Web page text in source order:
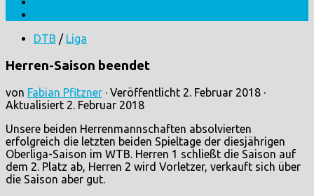
DTB / Liga
Herren-Saison beendet
von Fabian Pfitzner · Veröffentlicht 2. Februar 2018 ·
Aktualisiert 2. Februar 2018
Unsere beiden Herrenmannschaften absolvierten
erfolgreich die letzten beiden Spieltage der diesjährigen
Oberliga-Saison im WTB. Herren 1 schließt die Saison auf
dem 2. Platz ab, Herren 2 wird Vorletzer, verkauft sich über
die Saison aber gut.